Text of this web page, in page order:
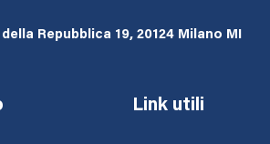
Repubblica 19, 20124 Milano MI
Link utili